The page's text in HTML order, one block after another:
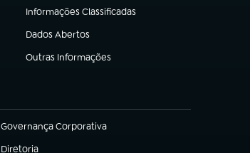
Informações Classificadas
(abre em nova aba)
Dados Abertos
(abre em nova aba)
Outras Informações
(abre em nova aba)
Governança Corporativa
(abre em nova aba)
Diretoria